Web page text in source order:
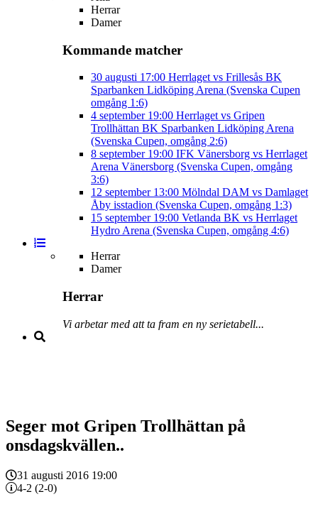
Herrar
Damer
Kommande matcher
30 augusti 17:00 Herrlaget vs Frillesås BK
Sparbanken Lidköping Arena (Svenska Cupen
omgång 1:6)
4 september 19:00 Herrlaget vs Gripen
Trollhättan BK Sparbanken Lidköping Arena
(Svenska Cupen, omgång 2:6)
8 september 19:00 IFK Vänersborg vs Herrlaget
Arena Vänersborg (Svenska Cupen, omgång
3:6)
12 september 13:00 Mölndal DAM vs Damlaget
Åby isstadion (Svenska Cupen, omgång 1:3)
15 september 19:00 Vetlanda BK vs Herrlaget
Hydro Arena (Svenska Cupen, omgång 4:6)
Herrar
Damer
Herrar
Vi arbetar med att ta fram en ny serietabell...
Seger mot Gripen Trollhättan på
onsdagskvällen..
31 augusti 2016 19:00
4-2 (2-0)